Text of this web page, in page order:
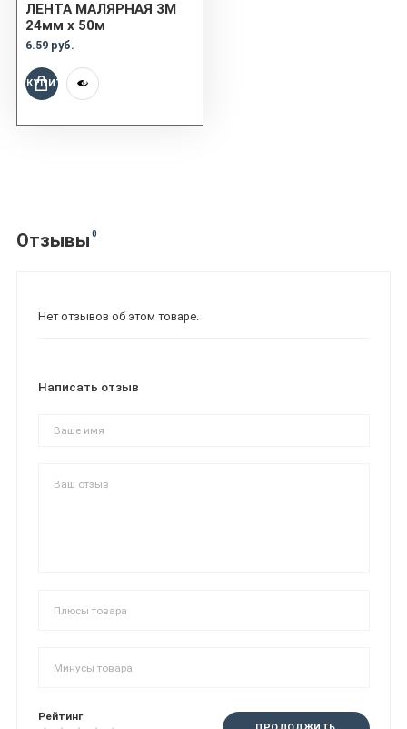
ЛЕНТА МАЛЯРНАЯ 3M
24мм x 50м
6.59 руб.
КУПИТЬ
Отзывы 0
Нет отзывов об этом товаре.
Написать отзыв
Рейтинг